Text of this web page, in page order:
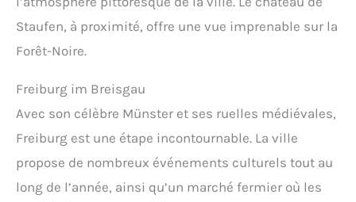
Staufen, à proximité, offre une vue imprenable sur la
Forêt-Noire.
Freiburg im Breisgau
Avec son célèbre Münster et ses ruelles médiévales,
Freiburg est une étape incontournable. La ville
propose de nombreux événements culturels tout au
long de l’année, ainsi qu’un marché fermier où les